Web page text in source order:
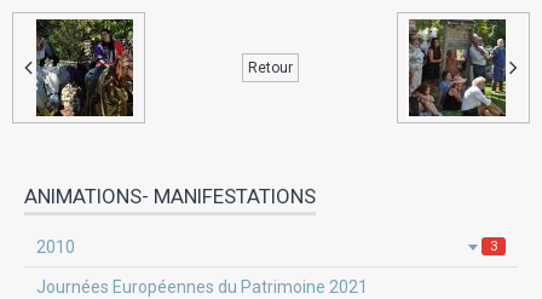
Retour
ANIMATIONS- MANIFESTATIONS
2010 3
Journées Européennes du Patrimoine 2021